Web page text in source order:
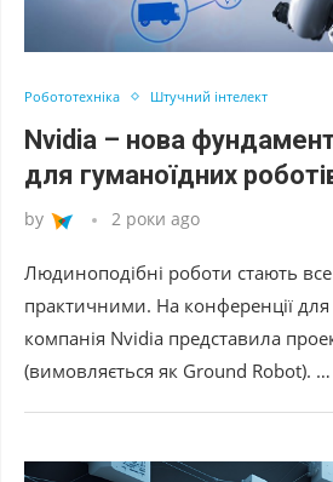
Робототехніка Штучний інтелект
Nvidia – нова
для гуманоїдних
by 2 роки ago
Людиноподібні роботи стають
практичними. На конференції для
компанія Nvidia представила
(вимовляється як Ground Robot). …